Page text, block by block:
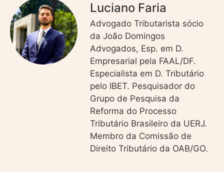
Luciano Faria
Advogado Tributarista sócio
da João Domingos
Advogados, Esp. em D.
Empresarial pela FAAL/DF.
Especialista em D. Tributário
pelo IBET. Pesquisador do
Grupo de Pesquisa da
Reforma do Processo
Tributário Brasileiro da UERJ.
Membro da Comissão de
Direito Tributário da OAB/GO.